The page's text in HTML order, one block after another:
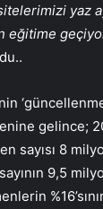
yaz
eğitime
gelince;
sayısı 8
9,5